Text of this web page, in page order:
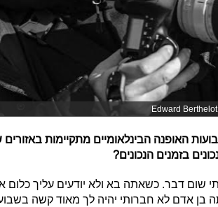
האופנה הבינלאומיים מתקיימות
בזמנים הנכונים?
שום דבר. כשאתה בא ולא יודעים עליך כלום
אדם לא חברותי יהיה לך מאוד קשה